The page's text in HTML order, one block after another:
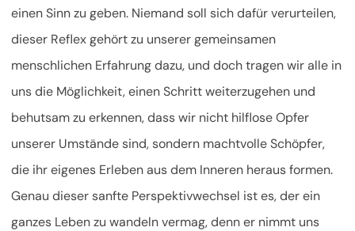
einen Sinn zu geben. Niemand soll sich dafür verurteilen,
dieser Reflex gehört zu unserer gemeinsamen
menschlichen Erfahrung dazu, und doch tragen wir alle in
uns die Möglichkeit, einen Schritt weiterzugehen und
behutsam zu erkennen, dass wir nicht hilflose Opfer
unserer Umstände sind, sondern machtvolle Schöpfer,
die ihr eigenes Erleben aus dem Inneren heraus formen.
Genau dieser sanfte Perspektivwechsel ist es, der ein
ganzes Leben zu wandeln vermag, denn er nimmt uns